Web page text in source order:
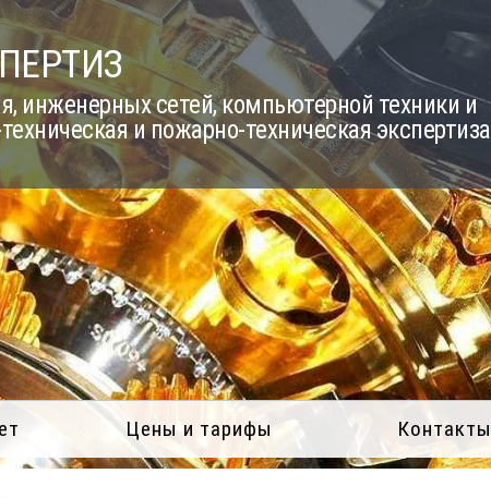
инженерных сетей, компьютерной техники и
и пожарно-техническая экспертиза
Цены и тарифы Контакты